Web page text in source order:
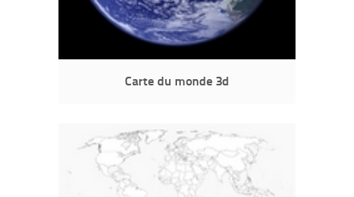
Carte du monde 3d